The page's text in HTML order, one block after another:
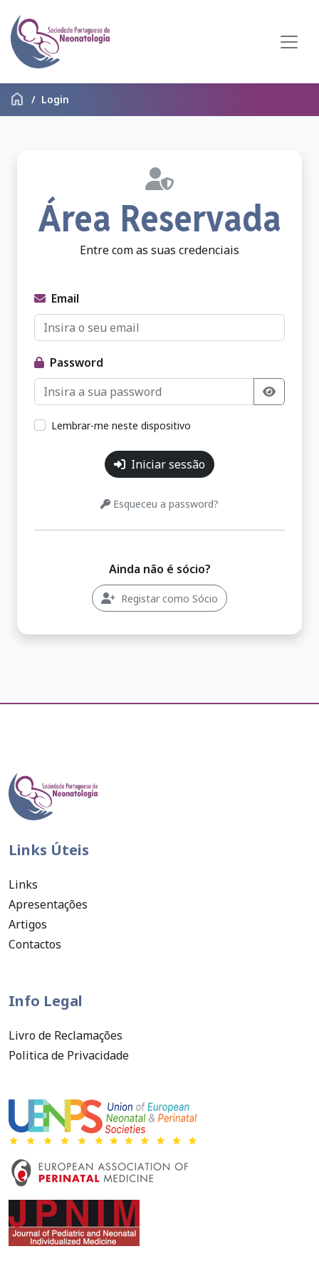
home Login
Área Reservada
Entre com as suas credenciais
Email
Password
Lembrar-me neste dispositivo
Iniciar sessão
Esqueceu a password?
Ainda não é sócio?
Registar como Sócio
Links Úteis
Links
Apresentações
Artigos
Contactos
Info Legal
Livro de Reclamações
Politica de Privacidade